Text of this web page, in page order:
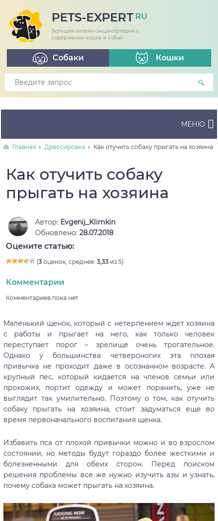
PETS-EXPERT RU
Большая онлайн-энциклопедия о
содержании кошек и собак
Собаки Кошки
МЕНЮ
Главная Дрессировка Как отучить собаку прыгать на хозяина
Как отучить собаку
прыгать на хозяина
Автор: Evgenij_Klimkin
Обновлено: 28.07.2018
Оцените статью:
(3оценок, среднее: 3,33из 5)
Комментарии
Комментариев пока нет
Маленький щенок, который с нетерпением ждет хозяина
с работы и прыгает на него, как только человек
переступает порог – зрелище очень трогательное.
Однако у большинства четвероногих эта плохая
привычка не проходит даже в осознанном возрасте. А
крупный пес, который кидается на членов семьи или
прохожих, портит одежду и может поранить, уже не
выглядит так умилительно. Поэтому о том, как отучить
собаку прыгать на хозяина, стоит задуматься еще во
время первоначального воспитания щенка.
Избавить пса от плохой привычки можно и во взрослом
состоянии, но методы будут гораздо более жесткими и
болезненными для обеих сторон. Перед поиском
решения проблемы все же нужно изучить азы и узнать,
почему собака может прыгать на хозяина.